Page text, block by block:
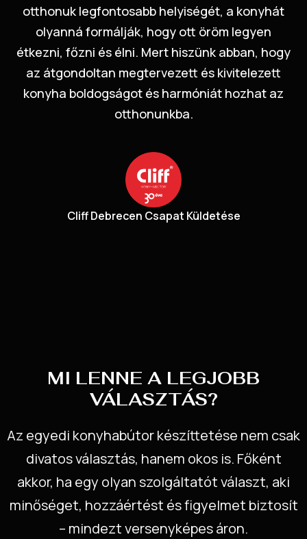
otthonuk legfontosabb helyiségét, a konyhát
olyanná formálják, hogy ott öröm legyen
étkezni, főzni és élni. Mert hiszünk abban, hogy
az átgondoltan megtervezett és kivitelezett
konyha boldogságot és harmóniát hozhat az
otthonunkba.
Cliff Debrecen Csapat Küldetése
MI LENNE A LEGJOBB
VÁLASZTÁS?
Az egyedi konyhabútor készíttetése nem csak
divatos választás, hanem okos is. Főként
akkor, ha egy olyan szolgáltatót választ, aki
minőséget, hozzáértést és figyelmet biztosít
– mindezt versenyképes áron.